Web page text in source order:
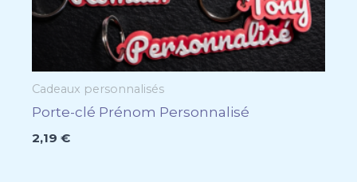
Cadeaux personnalisés
Porte-clé Prénom Personnalisé
2,19 €